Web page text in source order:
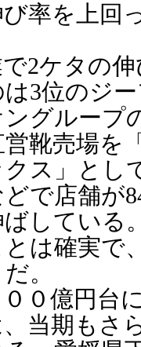
率を上回
で2ケタの
は3位のジ
ングループ
靴売場を
ス」とし
どで店舗が
している
とは確実で
。
０億円台
当期もさ